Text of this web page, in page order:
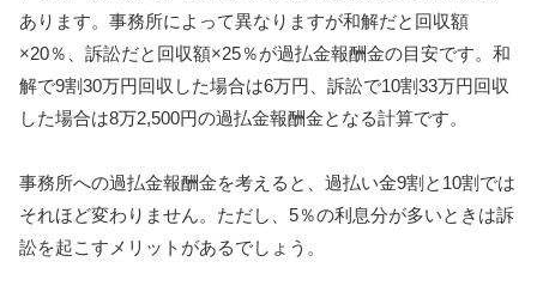
あります。事務所によって異なりますが和解だと回収額
×20％、訴訟だと回収額×25％が過払金報酬金の目安です。和
解で9割30万円回収した場合は6万円、訴訟で10割33万円回収
した場合は8万2,500円の過払金報酬金となる計算です。
事務所への過払金報酬金を考えると、過払い金9割と10割では
それほど変わりません。ただし、5％の利息分が多いときは訴
訟を起こすメリットがあるでしょう。